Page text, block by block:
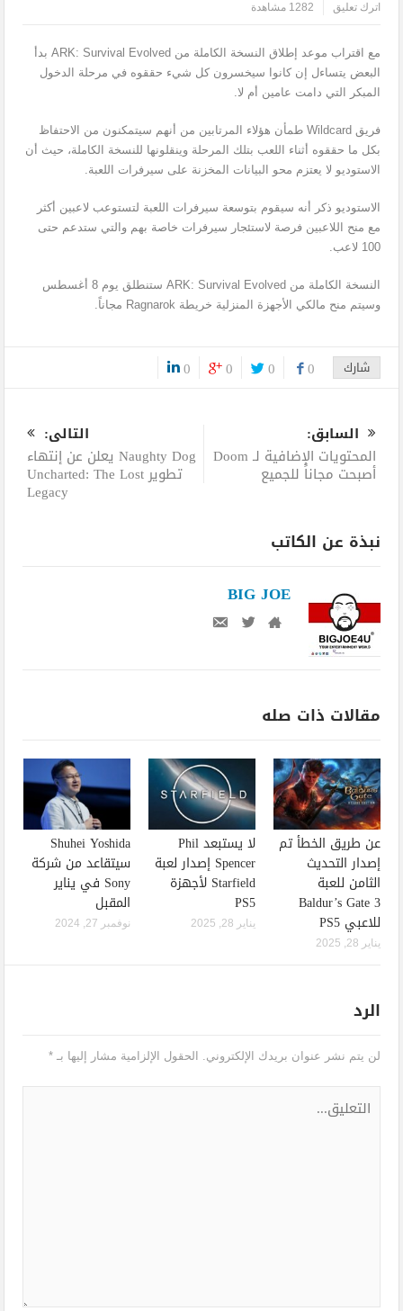
اترك تعليق
1282 مشاهدة
مع اقتراب موعد إطلاق النسخة الكاملة من ARK: Survival Evolved بدأ
البعض يتساءل إن كانوا سيخسرون كل شيء حققوه في مرحلة الدخول
المبكر التي دامت عامين أم لا.
فريق Wildcard طمأن هؤلاء المرتابين من أنهم سيتمكنون من الاحتفاظ
بكل ما حققوه أثناء اللعب بتلك المرحلة وينقلونها للنسخة الكاملة، حيث أن
الاستوديو لا يعتزم محو البيانات المخزنة على سيرفرات اللعبة.
الاستوديو ذكر أنه سيقوم بتوسعة سيرفرات اللعبة لتستوعب لاعبين أكثر
مع منح اللاعبين فرصة لاستئجار سيرفرات خاصة بهم والتي ستدعم حتى
100 لاعب.
النسخة الكاملة من ARK: Survival Evolved ستنطلق يوم 8 أغسطس
وسيتم منح مالكي الأجهزة المنزلية خريطة Ragnarok مجاناً.
شارك 0
0
0
0
السابق:
المحتويات الإضافية لـ Doom
أصبحت مجاناً للجميع
التالى:
Naughty Dog يعلن عن إنتهاء
تطوير Uncharted: The Lost
Legacy
نبذة عن الكاتب
BIG JOE
مقالات ذات صله
عن طريق الخطأ تم
إصدار التحديث
الثامن للعبة
Baldur’s Gate 3
للاعبي PS5
يناير 28, 2025
لا يستبعد Phil
Spencer إصدار لعبة
Starfield لأجهزة
PS5
يناير 28, 2025
Shuhei Yoshida
سيتقاعد من شركة
Sony في يناير
المقبل
نوفمبر 27, 2024
الرد
لن يتم نشر عنوان بريدك الإلكتروني. الحقول الإلزامية مشار إليها بـ*